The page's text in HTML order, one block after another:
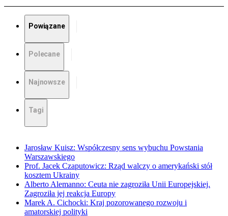
Powiązane
Polecane
Najnowsze
Tagi
Jarosław Kuisz: Współczesny sens wybuchu Powstania
Warszawskiego
Prof. Jacek Czaputowicz: Rząd walczy o amerykański stół
kosztem Ukrainy
Alberto Alemanno: Ceuta nie zagroziła Unii Europejskiej.
Zagroziła jej reakcja Europy
Marek A. Cichocki: Kraj pozorowanego rozwoju i
amatorskiej polityki